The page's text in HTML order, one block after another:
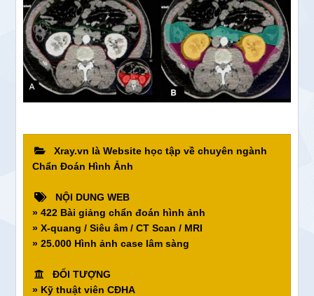
Xray.vn là Website học tập về chuyên ngành
Chẩn Đoán Hình Ảnh
NỘI DUNG WEB
» 422 Bài giảng chẩn đoán hình ảnh
» X-quang / Siêu âm / CT Scan / MRI
» 25.000 Hình ảnh case lâm sàng
ĐỐI TƯỢNG
» Kỹ thuật viên CĐHA